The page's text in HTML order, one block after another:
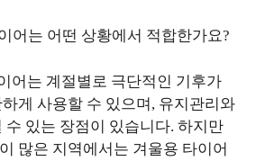
어는 어떤 상황에서 적합한가요?
어는 계절별로 극단적인 기후가
게 사용할 수 있으며, 유지관리와
수 있는 장점이 있습니다. 하지만
많은 지역에서는 겨울용 타이어